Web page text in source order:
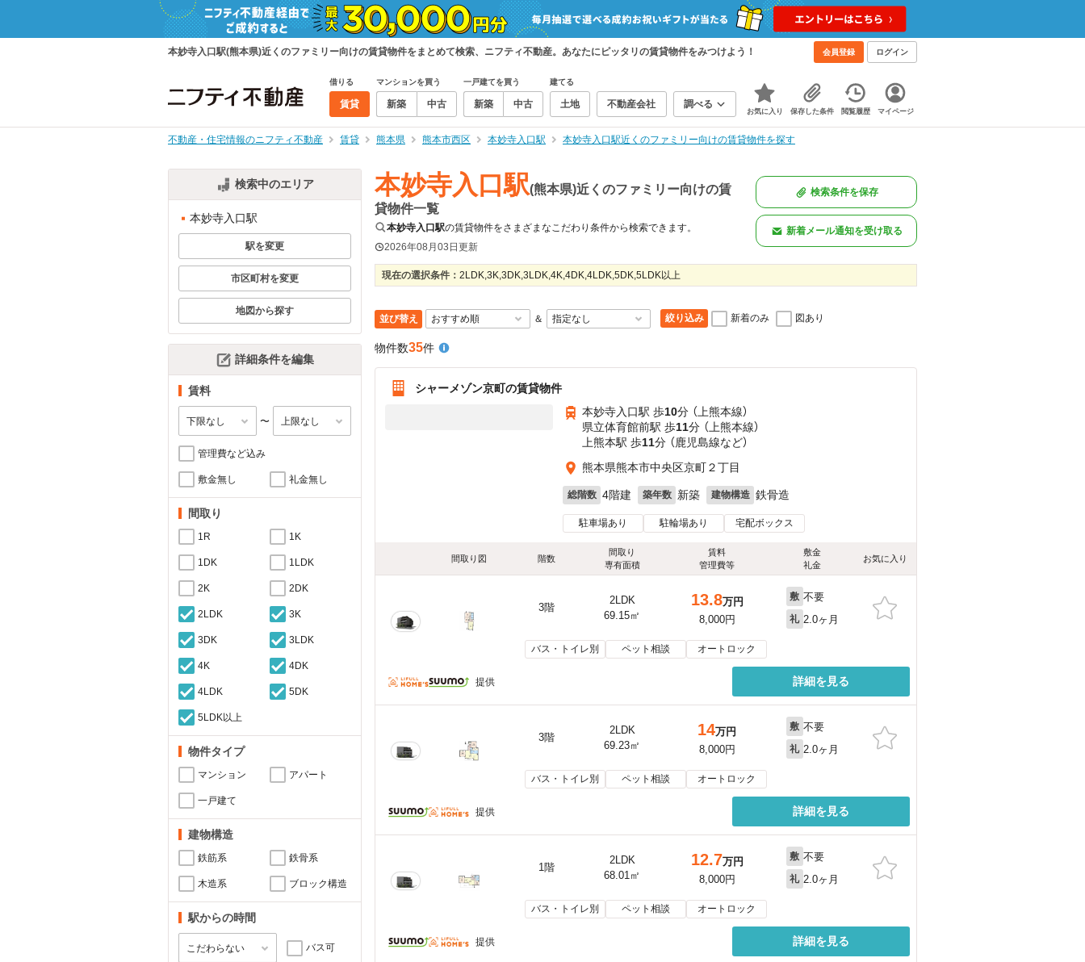
本妙寺入口駅(熊本県)近くのファミリー向けの賃貸物件をまとめて検索、ニフティ不動産。あなたにピッタリの賃貸物件をみつけよう！ 会員登録 ログイン
借りる
賃貸
マンションを買う
新築 中古
一戸建てを買う
新築 中古
建てる
土地 不動産会社 調べる
お気に入り 保存した条件 閲覧履歴 マイページ
不動産・住宅情報のニフティ不動産 賃貸 熊本県 熊本市西区 本妙寺入口駅 本妙寺入口駅近くのファミリー向けの賃貸物件を探す
検索中のエリア
本妙寺入口駅
駅を変更
市区町村を変更
地図から探す
詳細条件を編集
賃料
〜
管理費など込み
敷金無し 礼金無し
間取り
1R 1K
1DK 1LDK
2K 2DK
2LDK 3K
3DK 3LDK
4K 4DK
4LDK 5DK
5LDK以上
物件タイプ
マンション アパート
一戸建て
建物構造
鉄筋系 鉄骨系
木造系 ブロック構造
駅からの時間
バス可
本妙寺入口駅(熊本県)近くのファミリー向けの賃
貸物件一覧
本妙寺入口駅の賃貸物件をさまざまなこだわり条件から検索できます。
2026年08月03日更新
検索条件を保存
新着メール通知を受け取る
現在の選択条件： 2LDK,3K,3DK,3LDK,4K,4DK,4LDK,5DK,5LDK以上
並び替え ＆ 絞り込み 新着のみ 図あり
物件数35件
シャーメゾン京町の賃貸物件
本妙寺入口駅 歩10分 （上熊本線）
県立体育館前駅 歩11分 （上熊本線）
上熊本駅 歩11分 （鹿児島線など）
熊本県熊本市中央区京町２丁目
総階数 4階建 築年数 新築 建物構造 鉄骨造
駐車場あり 駐輪場あり 宅配ボックス
間取り図 階数
間取り
専有面積
賃料
管理費等
敷金
礼金
お気に入り
3階
2LDK
69.15㎡
13.8万円
8,000円
敷 不要
礼 2.0ヶ月
バス・トイレ別 ペット相談 オートロック
提供 詳細を見る
3階
2LDK
69.23㎡
14万円
8,000円
敷 不要
礼 2.0ヶ月
バス・トイレ別 ペット相談 オートロック
提供 詳細を見る
1階
2LDK
68.01㎡
12.7万円
8,000円
敷 不要
礼 2.0ヶ月
バス・トイレ別 ペット相談 オートロック
提供 詳細を見る